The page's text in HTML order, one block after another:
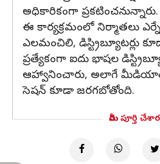
అధికారికంగా ప్రకటించనున్నారు.
ఈ కార్యక్రమంలో నిర్మాతలు
ఎలమంచిలి, డిస్ట్రిబ్యూటర్లు
ప్రత్యేకంగా ఐదు భాషల
ఆహ్వానించారు, అలాగే మీడియాతో
సెషన్ కూడా జరగబోతోంది.
మీరు పూర్తి